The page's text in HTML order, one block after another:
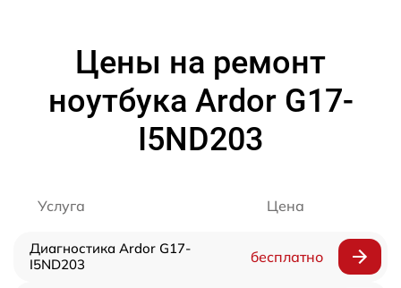
Цены на ремонт
ноутбука Ardor G17-
I5ND203
Услуга Цена
Диагностика Ardor G17-
I5ND203
бесплатно